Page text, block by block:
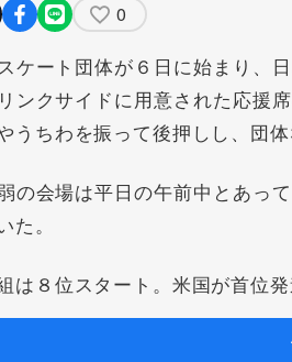
0
ケート団体が６日に始まり、
ンクサイドに用意された応援
うちわを振って後押しし、団
の会場は平日の午前中とあっ
た。
は８位スタート。米国が首位発